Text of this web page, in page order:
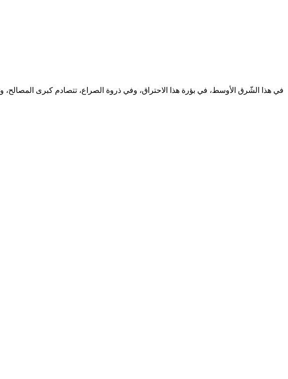
في هذا الشّرق الأوسط، في بؤرة هذا الاحتراق، وفي ذروة الصراع، تتصادم كبرى المصالح،